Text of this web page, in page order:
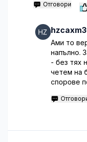
Отговори
Ами то
напълно.
- без тях
четем на
спорове